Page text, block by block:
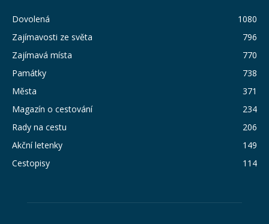
Dovolená
1080
Zajímavosti ze světa
796
Zajímavá místa
770
Památky
738
Města
371
Magazín o cestování
234
Rady na cestu
206
Akční letenky
149
Cestopisy
114